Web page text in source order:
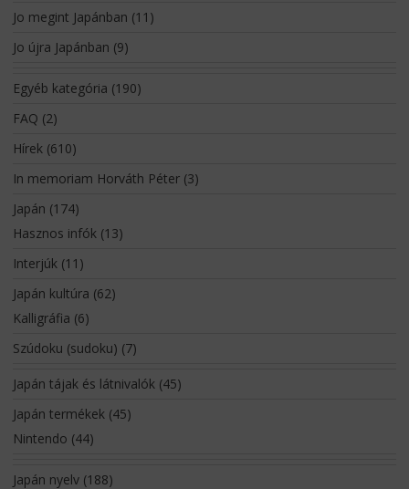
Jo megint Japánban (11)
Jo újra Japánban (9)
Egyéb kategória (190)
FAQ (2)
Hírek(610)
In memoriam Horváth Péter(3)
Japán (174)
Hasznos infók(13)
Interjúk(11)
Japán kultúra (62)
Kalligráfia (6)
Szúdoku (sudoku) (7)
Japán tájak és látnivalók(45)
Japán termékek(45)
Nintendo (44)
Japán nyelv(188)